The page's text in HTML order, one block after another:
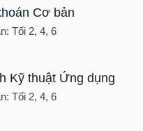
Cơ bản
Tối 2, 4, 6
Kỹ thuật Ứng dụng
Tối 2, 4, 6